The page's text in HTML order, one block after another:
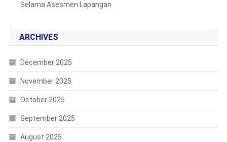
Selama Asesmen Lapangan
ARCHIVES
December 2025
November 2025
October 2025
September 2025
August 2025